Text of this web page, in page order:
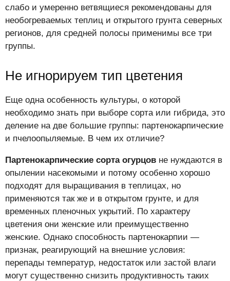
слабо и умеренно ветвящиеся рекомендованы для
необогреваемых теплиц и открытого грунта северных
регионов, для средней полосы применимы все три
группы.
Не игнорируем тип цветения
Еще одна особенность культуры, о которой
необходимо знать при выборе сорта или гибрида, это
деление на две большие группы: партенокарпические
и пчелоопыляемые. В чем их отличие?
Партенокарпические сорта огурцов не нуждаются в
опылении насекомыми и потому особенно хорошо
подходят для выращивания в теплицах, но
применяются так же и в открытом грунте, и для
временных пленочных укрытий. По характеру
цветения они женские или преимущественно
женские. Однако способность партенокарпии —
признак, реагирующий на внешние условия:
перепады температур, недостаток или застой влаги
могут существенно снизить продуктивность таких